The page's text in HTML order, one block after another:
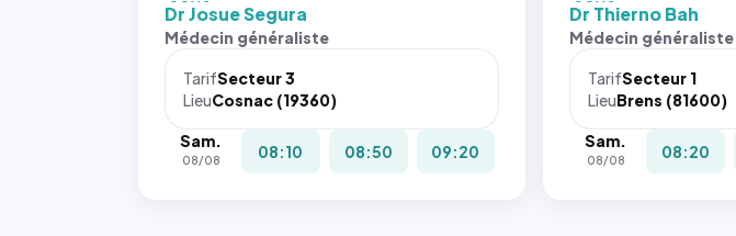
Sans ces
navigateur
pas la
place, et
Dr Josue Segura
Médecin généraliste
TarifSecteur 3
LieuCosnac (19360)
Sam.
08/08 08:10 08:50 09:20
Sans ces
navigateur
pas la
place, et
Dr Thierno Bah
Médecin généraliste
TarifSecteur 1
LieuBrens (81600)
Sam.
08/08 08:20